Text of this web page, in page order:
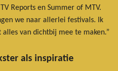
Reports en Summer of MTV.
we naar allerlei festivals. Ik
van dichtbij mee te maken.”
als inspiratie